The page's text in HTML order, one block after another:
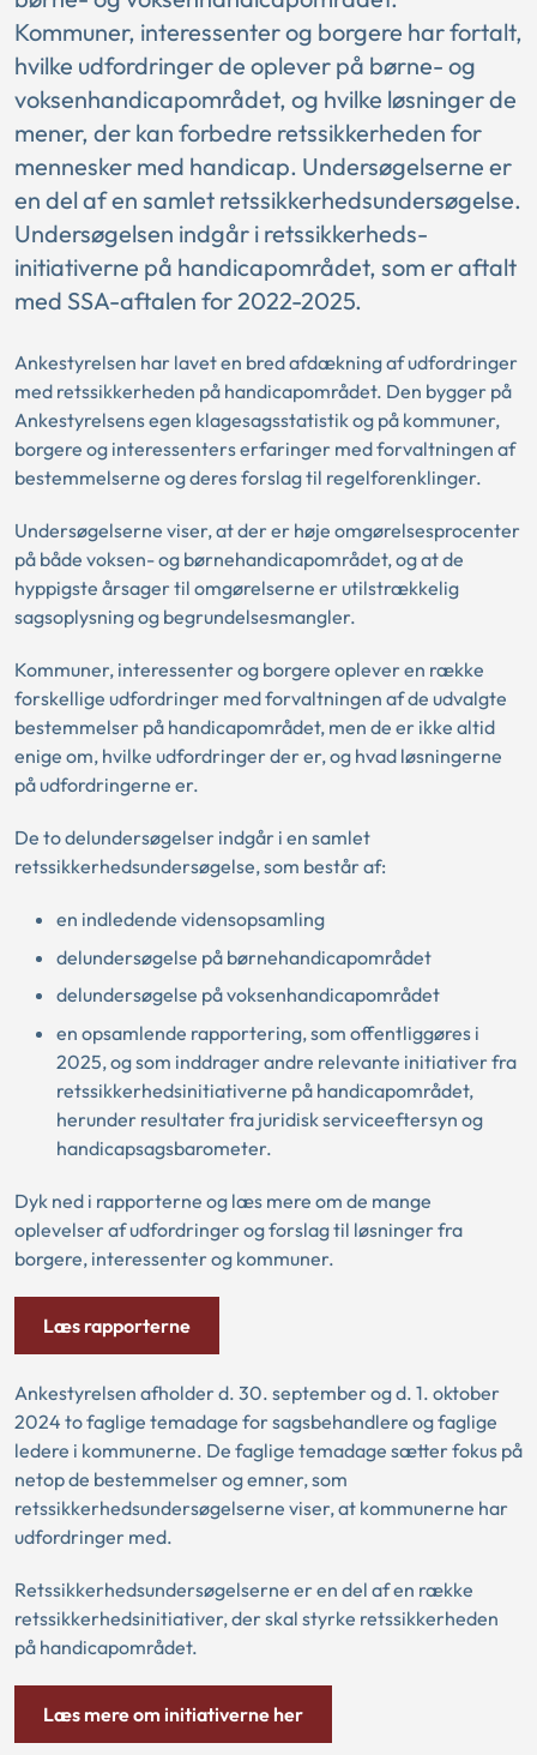
Kommuner, interessenter og borgere har fortalt,
hvilke udfordringer de oplever på børne- og
voksenhandicapområdet, og hvilke løsninger de
mener, der kan forbedre retssikkerheden for
mennesker med handicap. Undersøgelserne er
en del af en samlet retssikkerhedsundersøgelse.
Undersøgelsen indgår i retssikkerheds-
initiativerne på handicapområdet, som er aftalt
med SSA-aftalen for 2022-2025.
Ankestyrelsen har lavet en bred afdækning af udfordringer
med retssikkerheden på handicapområdet. Den bygger på
Ankestyrelsens egen klagesagsstatistik og på kommuner,
borgere og interessenters erfaringer med forvaltningen af
bestemmelserne og deres forslag til regelforenklinger.
Undersøgelserne viser, at der er høje omgørelsesprocenter
på både voksen- og børnehandicapområdet, og at de
hyppigste årsager til omgørelserne er utilstrækkelig
sagsoplysning og begrundelsesmangler.
Kommuner, interessenter og borgere oplever en række
forskellige udfordringer med forvaltningen af de udvalgte
bestemmelser på handicapområdet, men de er ikke altid
enige om, hvilke udfordringer der er, og hvad løsningerne
på udfordringerne er.
De to delundersøgelser indgår i en samlet
retssikkerhedsundersøgelse, som består af:
en indledende vidensopsamling
delundersøgelse på børnehandicapområdet
delundersøgelse på voksenhandicapområdet
en opsamlende rapportering, som offentliggøres i
2025, og som inddrager andre relevante initiativer fra
retssikkerhedsinitiativerne på handicapområdet,
herunder resultater fra juridisk serviceeftersyn og
handicapsagsbarometer.
Dyk ned i rapporterne og læs mere om de mange
oplevelser af udfordringer og forslag til løsninger fra
borgere, interessenter og kommuner.
Læs rapporterne
Ankestyrelsen afholder d. 30. september og d. 1. oktober
2024 to faglige temadage for sagsbehandlere og faglige
ledere i kommunerne. De faglige temadage sætter fokus på
netop de bestemmelser og emner, som
retssikkerhedsundersøgelserne viser, at kommunerne har
udfordringer med.
Retssikkerhedsundersøgelserne er en del af en række
retssikkerhedsinitiativer, der skal styrke retssikkerheden
på handicapområdet.
Læs mere om initiativerne her